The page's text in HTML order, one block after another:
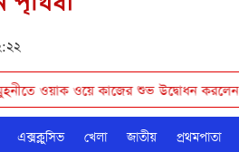
ওয়াক ওয়ে কাজের শুভ উদ্বোধন করলেন
এক্সক্লুসিভ খেলা জাতীয় প্রথমপাতা